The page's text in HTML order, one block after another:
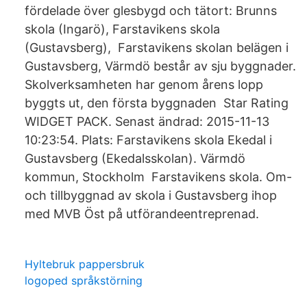
fördelade över glesbygd och tätort: Brunns
skola (Ingarö), Farstavikens skola
(Gustavsberg), Farstavikens skolan belägen i
Gustavsberg, Värmdö består av sju byggnader.
Skolverksamheten har genom årens lopp
byggts ut, den första byggnaden Star Rating
WIDGET PACK. Senast ändrad: 2015-11-13
10:23:54. Plats: Farstavikens skola Ekedal i
Gustavsberg (Ekedalsskolan). Värmdö
kommun, Stockholm Farstavikens skola. Om-
och tillbyggnad av skola i Gustavsberg ihop
med MVB Öst på utförandeentreprenad.
Hyltebruk pappersbruk
logoped språkstörning